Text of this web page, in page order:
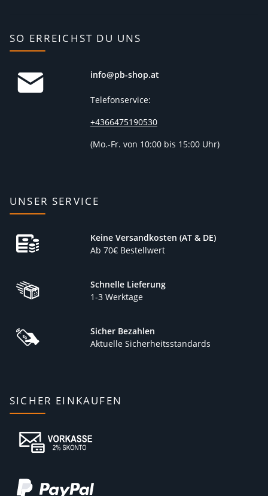
SO ERREICHST DU UNS
info@pb-shop.at
Telefonservice:
+4366475190530
(Mo.-Fr. von 10:00 bis 15:00 Uhr)
UNSER SERVICE
Keine Versandkosten (AT & DE)
Ab 70€ Bestellwert
Schnelle Lieferung
1-3 Werktage
Sicher Bezahlen
Aktuelle Sicherheitsstandards
SICHER EINKAUFEN